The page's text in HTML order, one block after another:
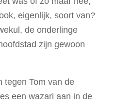
eigenlijk, soort van?
de onderlinge
zijn gewoon
tegen Tom van de
een wazari aan in de